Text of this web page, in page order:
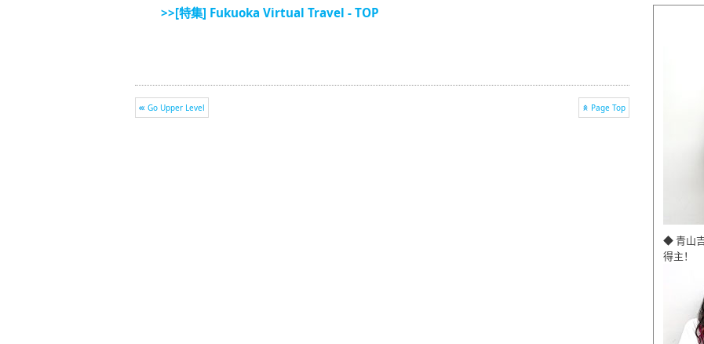
>>[特集] Fukuoka Virtual Travel - TOP
Go Upper Level Page Top
◆ 青山
得主！